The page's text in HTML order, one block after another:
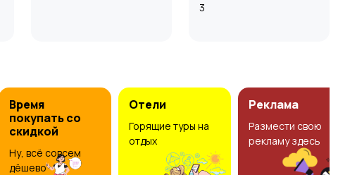
3
Время
покупать со
скидкой
Ну, всё совсем
дёшево
Отели
Горящие туры на
отдых
Реклама
Размести свою
рекламу здесь